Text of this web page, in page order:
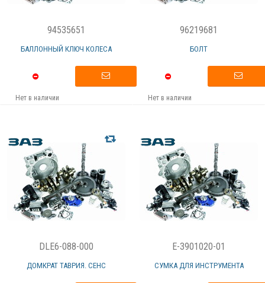
94535651
БАЛЛОННЫЙ КЛЮЧ КОЛЕСА
Нет в наличии
96219681
БОЛТ
Нет в наличии
DLE6-088-000
ДОМКРАТ ТАВРИЯ. СЕНС
E-3901020-01
СУМКА ДЛЯ ИНСТРУМЕНТА